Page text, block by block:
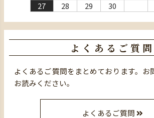
27
28 29 30
よくあるご質問
よくあるご質問をまとめております。お
お読みください。
よくあるご質問